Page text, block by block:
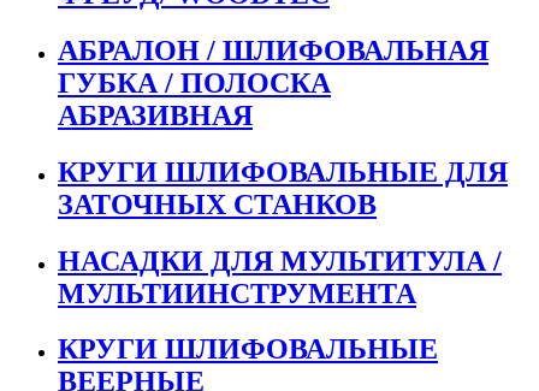
АБРАЛОН / ШЛИФОВАЛЬНАЯ
ГУБКА / ПОЛОСКА
АБРАЗИВНАЯ
КРУГИ ШЛИФОВАЛЬНЫЕ ДЛЯ
ЗАТОЧНЫХ СТАНКОВ
НАСАДКИ ДЛЯ МУЛЬТИТУЛА /
МУЛЬТИИНСТРУМЕНТА
КРУГИ ШЛИФОВАЛЬНЫЕ
ВЕЕРНЫЕ